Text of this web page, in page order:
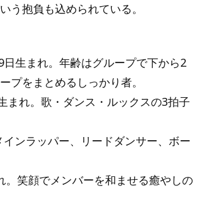
う抱負も込められている。
生まれ。年齢はグループで下から2
プをまとめるしっかり者。
まれ。歌・ダンス・ルックスの3拍子
インラッパー、リードダンサー、ボー
。笑顔でメンバーを和ませる癒やしの